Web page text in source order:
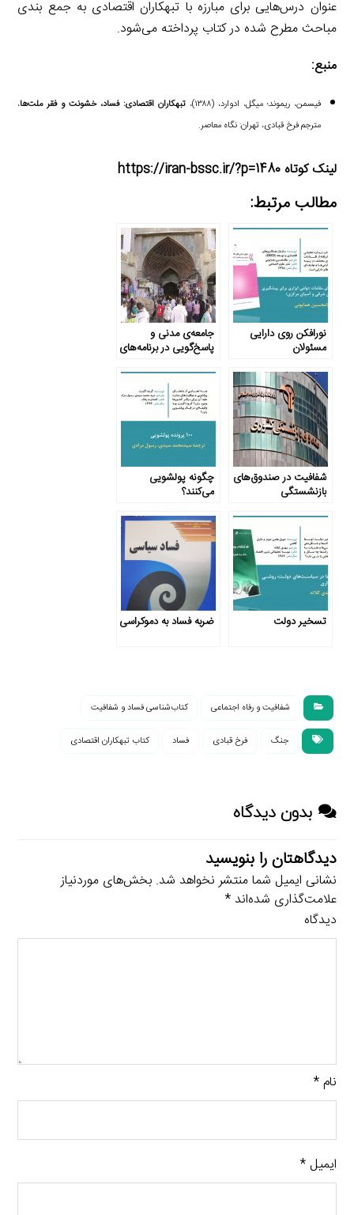
عنوان درس‌هایی برای مبارزه با تبهکاران اقتصادی به جمع بندی
مباحث مطرح شده در کتاب پرداخته می‌شود.
منبع:
فیسمن، ریموند؛ میگل، ادوارد، (۱۳۸۸)، تبهکاران اقتصادی: فساد، خشونت و فقر ملت‌ها،
مترجم فرخ قبادی، تهران: نگاه معاصر.
لینک کوتاه https://iran-bssc.ir/?p=1480
مطالب مرتبط:
نورافکن روی دارایی
مسئولان
جامعه‌ی مدنی و
پاسخ‌گویی در برنامه‌های
شفافیت در صندوق‌های
بازنشستگی
چگونه پولشویی
می‌کنند؟
تسخیر دولت ضربه فساد به دموکراسی
شفافیت و رفاه اجتماعی کتاب‌شناسی فساد و شفافیت
جنگ فرخ قبادی فساد کتاب تبهکاران اقتصادی
بدون دیدگاه
دیدگاهتان را بنویسید
نشانی ایمیل شما منتشر نخواهد شد. بخش‌های موردنیاز
علامت‌گذاری شده‌اند*
دیدگاه
نام*
ایمیل*